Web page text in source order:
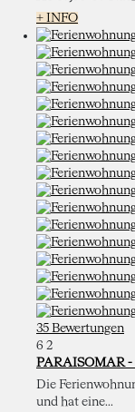
+ INFO
35 Bewertungen
6 2
PARAISOMAR -
Die
und hat eine...